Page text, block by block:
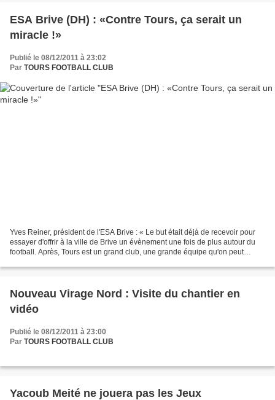
ESA Brive (DH) : «Contre Tours, ça serait un
miracle !»
Publié le 08/12/2011 à 23:02
Par TOURS FOOTBALL CLUB
Yves Reiner, président de l'ESA Brive : « Le but était déjà de recevoir pour
essayer d'offrir à la ville de Brive un évènement une fois de plus autour du
football. Après, Tours est un grand club, une grande équipe qu'on peut
Nouveau Virage Nord : Visite du chantier en
vidéo
Publié le 08/12/2011 à 23:00
Par TOURS FOOTBALL CLUB
Yacoub Meité ne jouera pas les Jeux